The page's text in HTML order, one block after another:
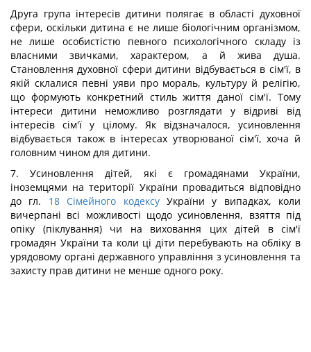
Друга група інтересів дитини полягає в області духовної
сфери, оскільки дитина є не лише біологічним організмом,
не лише особистістю певного психологічного складу із
власними звичками, характером, а й жива душа.
Становлення духовної сфери дитини відбувається в сім'ї, в
якій склалися певні уяви про мораль, культуру й релігію,
що формують конкретний стиль життя даної сім'ї. Тому
інтереси дитини неможливо розглядати у відриві від
інтересів сім'ї у цілому. Як відзначалося, усиновлення
відбувається також в інтересах утворюваної сім'ї, хоча й
головним чином для дитини.
7. Усиновлення дітей, які є громадянами України,
іноземцями на території України провадиться відповідно
до гл. 18 Сімейного кодексуУкраїни у випадках, коли
вичерпані всі можливості щодо усиновлення, взяття під
опіку (піклування) чи на виховання цих дітей в сім'ї
громадян України та коли ці діти перебувають на обліку в
урядовому органі державного управління з усиновлення та
захисту прав дитини не менше одного року.